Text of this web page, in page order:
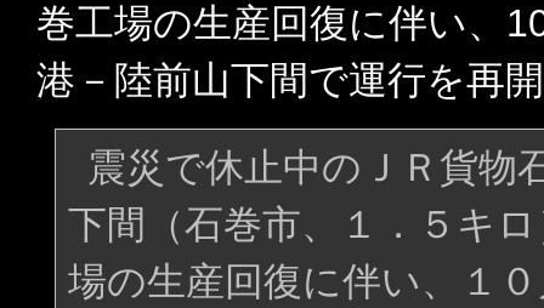
巻工場の生産回復に伴い、
港－陸前山下間で運行を再
震災で休止中のＪＲ貨物
下間（石巻市、１．５キ
場の生産回復に伴い、１